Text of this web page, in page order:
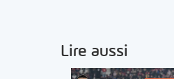
Lire aussi